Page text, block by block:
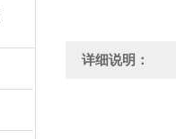
详细说明：